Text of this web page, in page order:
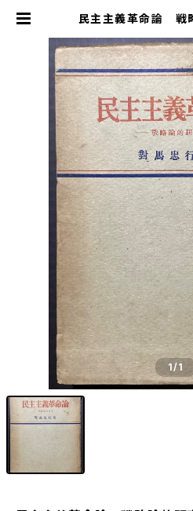
民主主義革命論 戦
1/1